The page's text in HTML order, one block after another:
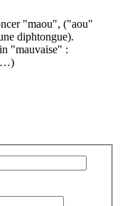
"maou", ("aou"
diphtongue).
"mauvaise" :